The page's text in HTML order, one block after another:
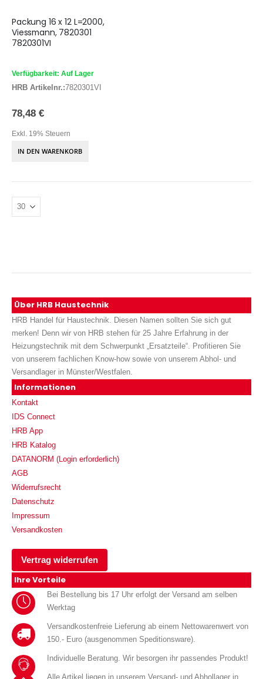
Packung 16 x 12 L=2000,
Viessmann, 7820301
7820301VI
Verfügbarkeit: Auf Lager
HRB Artikelnr.:7820301VI
78,48 €
Exkl. 19% Steuern
IN DEN WARENKORB
Über HRB Haustechnik
HRB Handel für Haustechnik. Diesen Namen sollten Sie sich gut
merken! Denn wir von HRB stehen für 25 Jahre Erfahrung in der
Heizungstechnik mit dem Schwerpunkt „Ersatzteile“. Profitieren Sie
von unserem fachlichen Know-how sowie von unserem Abhol- und
Versandlager in Münster/Westfalen.
Informationen
Kontakt
IDS Connect
HRB App
HRB Katalog
DATANORM (Login erforderlich)
AGB
Widerrufsrecht
Datenschutz
Impressum
Versandkosten
Vertrag widerrufen
Ihre Vorteile
Bei Bestellung bis 17 Uhr erfolgt der Versand am selben
Werktag
Versandkostenfreie Lieferung ab einem Nettowarenwert von
150.- Euro (ausgenommen Speditionsware).
Individuelle Beratung. Wir besorgen ihr passendes Produkt!
Alle Artikel liegen in unserem Versand- und Abhollager in